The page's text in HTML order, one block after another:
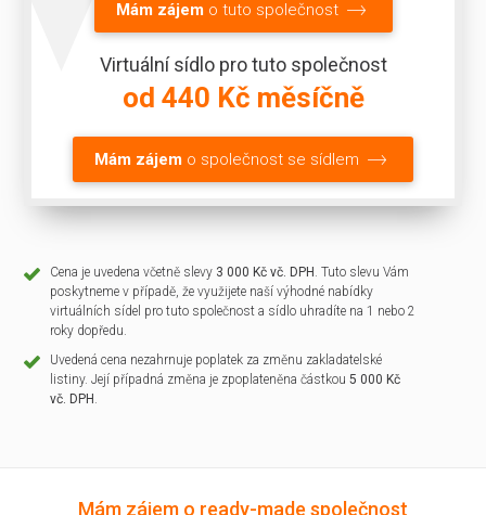
Mám zájemo tuto společnost
Virtuální sídlo pro tuto společnost
od 440 Kč měsíčně
Mám zájem o společnost se sídlem
Cena je uvedena včetně slevy 3 000 Kč vč. DPH . Tuto slevu Vám
poskytneme v případě, že využijete naší výhodné nabídky
virtuálních sídel pro tuto společnost a sídlo uhradíte na 1 nebo 2
roky dopředu.
Uvedená cena nezahrnuje poplatek za změnu zakladatelské
listiny. Její případná změna je zpoplateněna částkou5 000 Kč
vč. DPH .
Mám zájem o ready-made společnost